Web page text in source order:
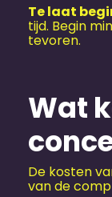
Te laat
tijd. Begin
tevoren.
Wat
De kosten
van de